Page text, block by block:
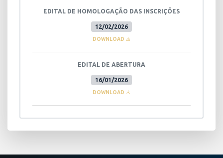
12/02/2026
EDITAL DE HOMOLOGAÇÃO DAS INSCRIÇÕES
DOWNLOAD
16/01/2026
EDITAL DE ABERTURA
DOWNLOAD